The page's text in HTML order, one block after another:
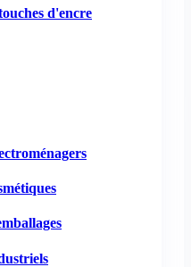
d'encre